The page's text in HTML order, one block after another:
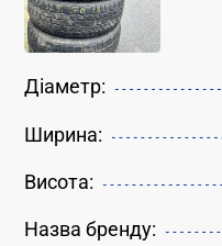
Діаметр:
Ширина:
Висота:
Назва бренду: